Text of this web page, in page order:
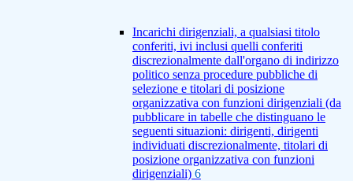
Incarichi dirigenziali, a qualsiasi titolo
conferiti, ivi inclusi quelli conferiti
discrezionalmente dall'organo di indirizzo
politico senza procedure pubbliche di
selezione e titolari di posizione
organizzativa con funzioni dirigenziali (da
pubblicare in tabelle che distinguano le
seguenti situazioni: dirigenti, dirigenti
individuati discrezionalmente, titolari di
posizione organizzativa con funzioni
dirigenziali) 6